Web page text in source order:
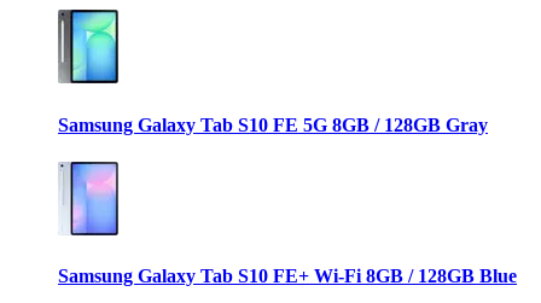
Samsung Galaxy Tab S10 FE 5G 8GB / 128GB Gray
Samsung Galaxy Tab S10 FE+ Wi-Fi 8GB / 128GB Blue